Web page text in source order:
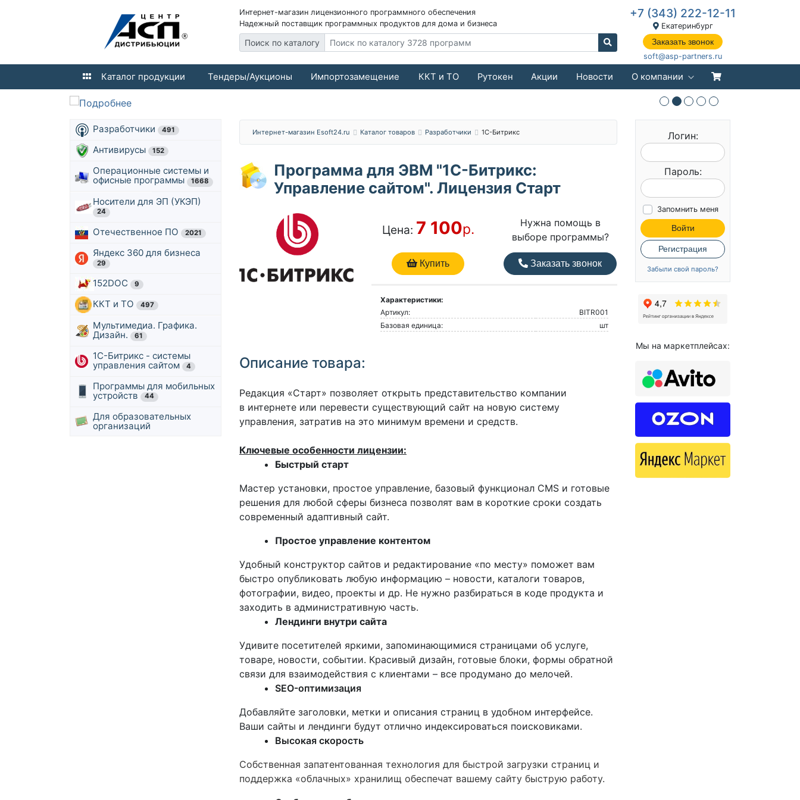
Интернет-магазин лицензионного программного обеспечения
Надежный поставщик программных продуктов для дома и бизнеса
Поиск по каталогу
+7 (343) 222-12-11
Екатеринбург
Заказать звонок
soft@asp-partners.ru
Каталог продукции Тендеры/Аукционы Импортозамещение ККТ и ТО Рутокен Акции Новости О компании
Разработчики 491
Антивирусы 152
Операционные системы и
офисные программы
1668
Носители для ЭП (УКЭП)
24
Отечественное ПО 2021
Яндекс 360 для бизнеса
29
152DOC 9
ККТ и ТО 497
Мультимедиа. Графика.
Дизайн.
61
1С-Битрикс - системы
управления сайтом
4
Программы для мобильных
устройств
44
Для образовательных
организаций
Интернет-магазин Esoft24.ru Каталог товаров Разработчики 1С-Битрикс
Программа для ЭВМ "1С-Битрикс:
Управление сайтом". Лицензия Старт
Цена: 7 100р.
Купить
Нужна помощь в
выборе программы?
Заказать звонок
Характеристики:
Артикул:
BITR001
Базовая единица:
шт
Описание товара:
Редакция «Старт» позволяет открыть представительство компании
в интернете или перевести существующий сайт на новую систему
управления, затратив на это минимум времени и средств.
Ключевые особенности лицензии:
Быстрый старт
Мастер установки, простое управление, базовый функционал CMS и готовые
решения для любой сферы бизнеса позволят вам в короткие сроки создать
современный адаптивный сайт.
Простое управление контентом
Удобный конструктор сайтов и редактирование «по месту» поможет вам
быстро опубликовать любую информацию – новости, каталоги товаров,
фотографии, видео, проекты и др. Не нужно разбираться в коде продукта и
заходить в административную часть.
Лендинги внутри сайта
Удивите посетителей яркими, запоминающимися страницами об услуге,
товаре, новости, событии. Красивый дизайн, готовые блоки, формы обратной
связи для взаимодействия с клиентами – все продумано до мелочей.
SEO-оптимизация
Добавляйте заголовки, метки и описания страниц в удобном интерфейсе.
Ваши сайты и лендинги будут отлично индексироваться поисковиками.
Высокая скорость
Собственная запатентованная технология для быстрой загрузки страниц и
поддержка «облачных» хранилищ обеспечат вашему сайту быструю работу.
Логин:
Пароль:
Запомнить меня
Войти
Регистрация
Забыли свой пароль?
Мы на маркетплейсах: